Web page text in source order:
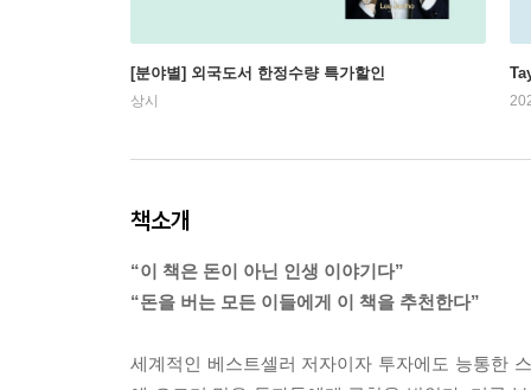
[분야별] 외국도서 한정수량 특가할인
상시
책소개
“이 책은 돈이 아닌 인생 이야기다”
“돈을 버는 모든 이들에게 이 책을 추천한다”
세계적인 베스트셀러 저자이자 투자에도 능통한